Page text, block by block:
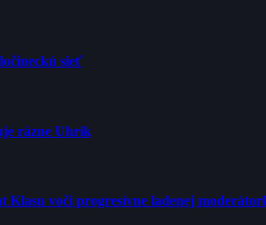
sieť
rázne Uhrík
Klasu voči progresívne ladenej